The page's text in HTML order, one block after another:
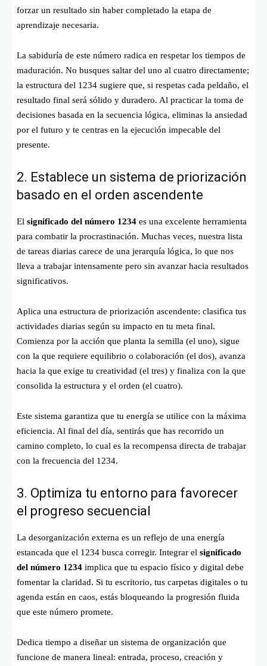
forzar un resultado sin haber completado la etapa de
aprendizaje necesaria.
La sabiduría de este número radica en respetar los tiempos de
maduración. No busques saltar del uno al cuatro directamente;
la estructura del 1234 sugiere que, si respetas cada peldaño, el
resultado final será sólido y duradero. Al practicar la toma de
decisiones basada en la secuencia lógica, eliminas la ansiedad
por el futuro y te centras en la ejecución impecable del
presente.
2. Establece un sistema de priorización
basado en el orden ascendente
El significado del número 1234 es una excelente herramienta
para combatir la procrastinación. Muchas veces, nuestra lista
de tareas diarias carece de una jerarquía lógica, lo que nos
lleva a trabajar intensamente pero sin avanzar hacia resultados
significativos.
Aplica una estructura de priorización ascendente: clasifica tus
actividades diarias según su impacto en tu meta final.
Comienza por la acción que planta la semilla (el uno), sigue
con la que requiere equilibrio o colaboración (el dos), avanza
hacia la que exige tu creatividad (el tres) y finaliza con la que
consolida la estructura y el orden (el cuatro).
Este sistema garantiza que tu energía se utilice con la máxima
eficiencia. Al final del día, sentirás que has recorrido un
camino completo, lo cual es la recompensa directa de trabajar
con la frecuencia del 1234.
3. Optimiza tu entorno para favorecer
el progreso secuencial
La desorganización externa es un reflejo de una energía
estancada que el 1234 busca corregir. Integrar el significado
del número 1234 implica que tu espacio físico y digital debe
fomentar la claridad. Si tu escritorio, tus carpetas digitales o tu
agenda están en caos, estás bloqueando la progresión fluida
que este número promete.
Dedica tiempo a diseñar un sistema de organización que
funcione de manera lineal: entrada, proceso, creación y